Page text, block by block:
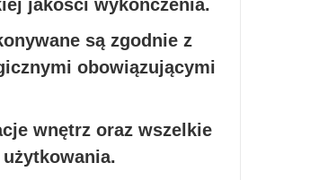
jakości wykończenia.
są zgodnie z
obowiązującymi
wnętrz oraz wszelkie